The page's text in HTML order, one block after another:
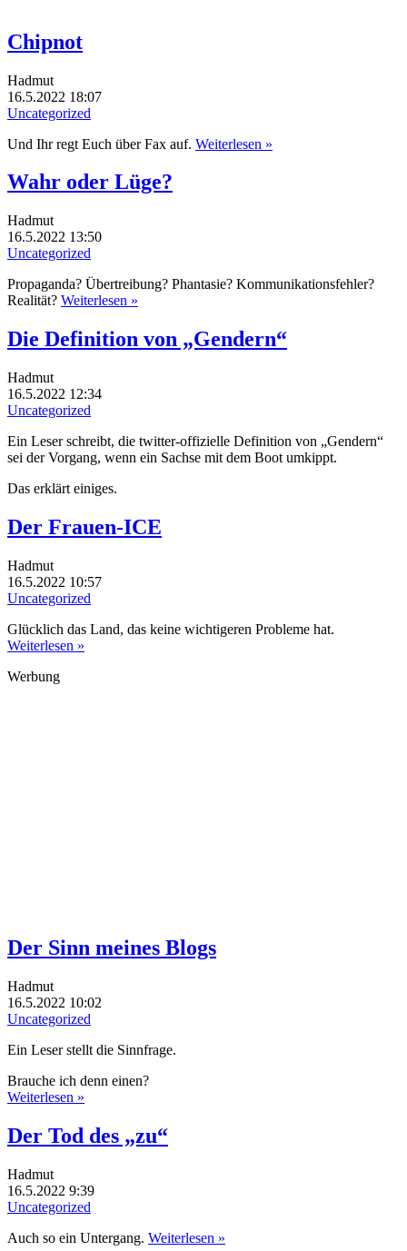
Chipnot
Hadmut
16.5.2022 18:07
Uncategorized
Und Ihr regt Euch über Fax auf. Weiterlesen »
Wahr oder Lüge?
Hadmut
16.5.2022 13:50
Uncategorized
Propaganda? Übertreibung? Phantasie? Kommunikationsfehler?
Realität? Weiterlesen »
Die Definition von „Gendern“
Hadmut
16.5.2022 12:34
Uncategorized
Ein Leser schreibt, die twitter-offizielle Definition von „Gendern“
sei der Vorgang, wenn ein Sachse mit dem Boot umkippt.
Das erklärt einiges.
Der Frauen-ICE
Hadmut
16.5.2022 10:57
Uncategorized
Glücklich das Land, das keine wichtigeren Probleme hat.
Weiterlesen »
Werbung
Der Sinn meines Blogs
Hadmut
16.5.2022 10:02
Uncategorized
Ein Leser stellt die Sinnfrage.
Brauche ich denn einen?
Weiterlesen »
Der Tod des „zu“
Hadmut
16.5.2022 9:39
Uncategorized
Auch so ein Untergang. Weiterlesen »